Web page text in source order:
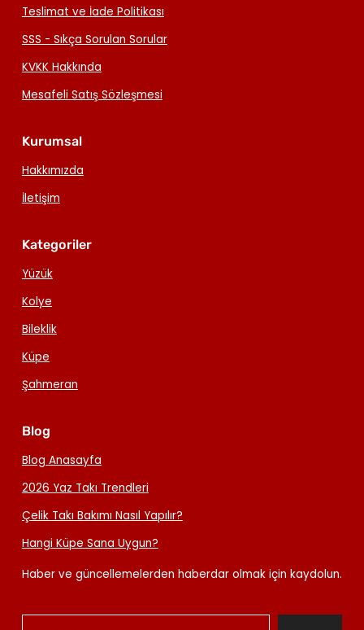
Teslimat ve İade Politikası
SSS - Sıkça Sorulan Sorular
KVKK Hakkında
Mesafeli Satış Sözleşmesi
Kurumsal
Hakkımızda
İletişim
Kategoriler
Yüzük
Kolye
Bileklik
Küpe
Şahmeran
Blog
Blog Anasayfa
2026 Yaz Takı Trendleri
Çelik Takı Bakımı Nasıl Yapılır?
Hangi Küpe Sana Uygun?
Haber ve güncellemelerden haberdar olmak için kaydolun.